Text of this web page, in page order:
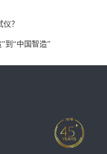
？
到“中国智造”